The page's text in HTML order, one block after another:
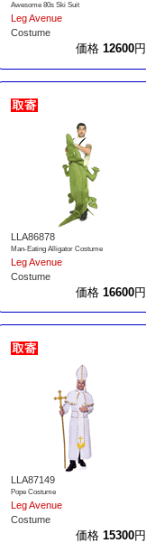
Awesome 80s Ski Suit
Leg Avenue
Costume
価格 12600円
LLA86878
Man-Eating Alligator Costume
Leg Avenue
Costume
価格 16600円
LLA87149
Pope Costume
Leg Avenue
Costume
価格 15300円